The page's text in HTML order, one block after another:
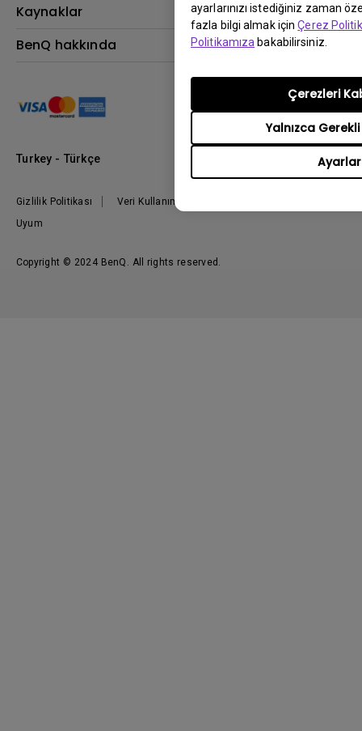
ayarlarınızı istediğiniz zaman
fazla bilgi almak içinÇerez
Politikamıza bakabilirsiniz.
Ayarlar
Yalnızca
Çerezleri
AQColor
Espor
İndirme & SSS
Kaynaklar
Projektör Atım Mesafesi Hesaplayıcı
BenQ hakkında
Grup
Marka
Haberler
Copyright © 2024 BenQ. All rights reserved.
Gizlilik Politikası Veri Kullanımı Politikası
Uyum
Turkey - Türkçe